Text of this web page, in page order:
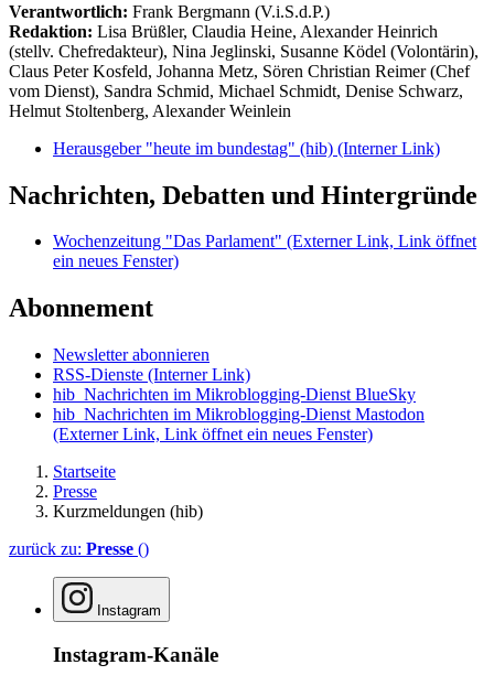
Verantwortlich: Frank Bergmann (V.i.S.d.P.)
Redaktion: Lisa Brüßler, Claudia Heine, Alexander Heinrich
(stellv. Chefredakteur), Nina Jeglinski, Susanne Ködel (Volontärin),
Claus Peter Kosfeld, Johanna Metz, Sören Christian Reimer (Chef
vom Dienst), Sandra Schmid, Michael Schmidt, Denise Schwarz,
Helmut Stoltenberg, Alexander Weinlein
Herausgeber "heute im bundestag" (hib) (Interner Link)
Nachrichten, Debatten und Hintergründe
Wochenzeitung "Das Parlament" (Externer Link, Link öffnet
ein neues Fenster)
Abonnement
Newsletter abonnieren
RSS-Dienste (Interner Link)
hib_Nachrichten im Mikroblogging-Dienst BlueSky
hib_Nachrichten im Mikroblogging-Dienst Mastodon
(Externer Link, Link öffnet ein neues Fenster)
Startseite
Presse
Kurzmeldungen (hib)
zurück zu: Presse ()
Instagram
Instagram-Kanäle